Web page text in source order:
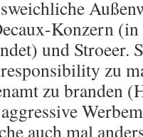
Konzern
und Stroeer.
zu
zu branden
auch mal